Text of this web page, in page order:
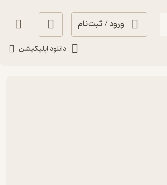
ورود / ثبت‌نام
دانلود اپلیکیشن